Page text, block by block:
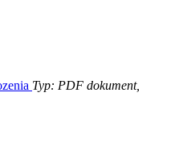
Typ: PDF dokument,